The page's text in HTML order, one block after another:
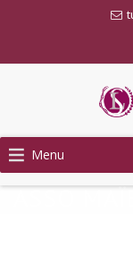
Skip
to
Menu
ASSO